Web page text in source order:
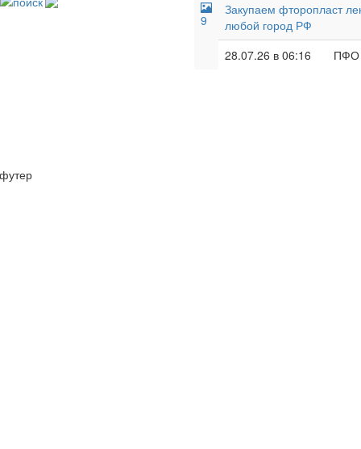
9
Закупаем фторопласт
любой город РФ
28.07.26 в 06:16
ПФО
футер